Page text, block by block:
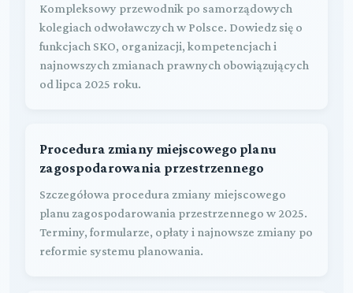
Kompleksowy przewodnik po samorządowych
kolegiach odwoławczych w Polsce. Dowiedz się o
funkcjach SKO, organizacji, kompetencjach i
najnowszych zmianach prawnych obowiązujących
od lipca 2025 roku.
Procedura zmiany miejscowego planu
zagospodarowania przestrzennego
Szczegółowa procedura zmiany miejscowego
planu zagospodarowania przestrzennego w 2025.
Terminy, formularze, opłaty i najnowsze zmiany po
reformie systemu planowania.